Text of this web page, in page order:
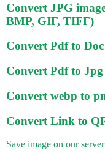
Convert JPG
BMP, GIF, TIFF)
Convert Pdf to Doc
Convert Pdf to Jpg
Convert webp to
Convert Link to
Save image on our